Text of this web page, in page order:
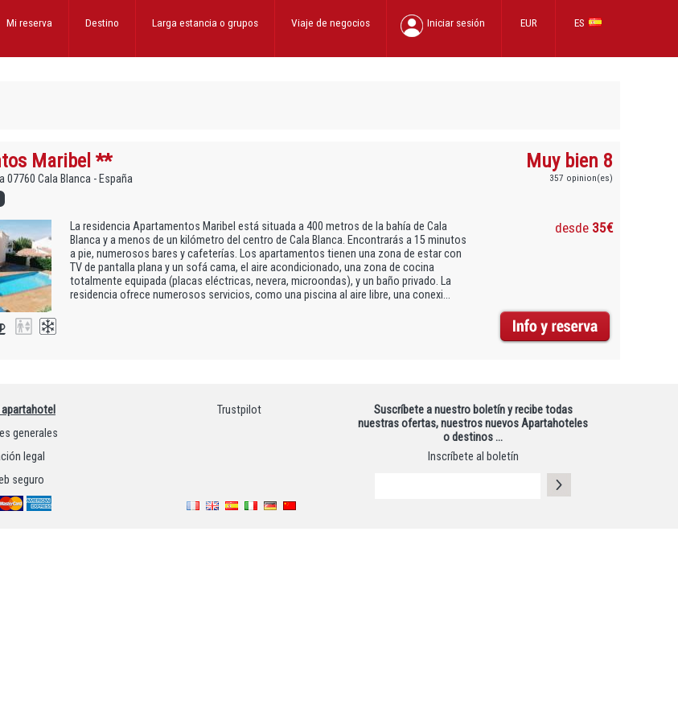
ES
EUR
Iniciar sesión
Viaje de negocios
Larga estancia o grupos
Destino
Mi reserva
Maribel **
07760 Cala Blanca - España
Muy bien 8
357 opinion(es)
La residencia Apartamentos Maribel está situada a 400 metros de la bahía de Cala
Blanca y a menos de un kilómetro del centro de Cala Blanca. Encontrarás a 15 minutos
a pie, numerosos bares y cafeterías. Los apartamentos tienen una zona de estar con
TV de pantalla plana y un sofá cama, el aire acondicionado, una zona de cocina
totalmente equipada (placas eléctricas, nevera, microondas), y un baño privado. La
residencia ofrece numerosos servicios, como una piscina al aire libre, una conexi...
desde 35€
generales
legal
seguro
Trustpilot
Suscríbete a nuestro boletín y recibe todas
nuestras ofertas, nuestros nuevos Apartahoteles
o destinos …
Inscríbete al boletín